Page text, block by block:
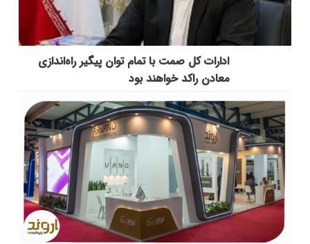
ادارات کل صمت با تمام توان پیگیر راه‌اندازی
معادن راکد خواهند بود